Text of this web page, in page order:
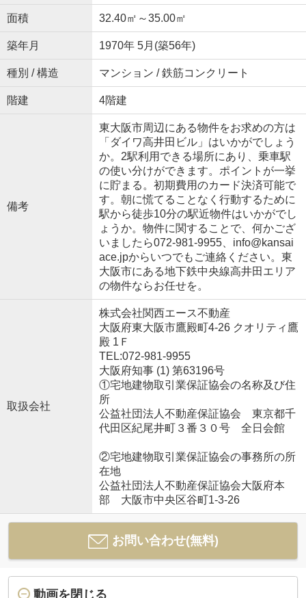
面積 32.40㎡～35.00㎡
築年月 1970年 5月(築56年)
種別 / 構造 マンション / 鉄筋コンクリート
階建 4階建
備考
東大阪市周辺にある物件をお求めの方は
「ダイワ高井田ビル」はいかがでしょう
か。2駅利用できる場所にあり、乗車駅
の使い分けができます。ポイントが一挙
に貯まる。初期費用のカード決済可能で
す。朝に慌てることなく行動するために
駅から徒歩10分の駅近物件はいかがでし
ょうか。物件に関することで、何かござ
いましたら072-981-9955、info@kansai
ace.jpからいつでもご連絡ください。東
大阪市にある地下鉄中央線高井田エリア
の物件ならお任せを。
取扱会社
株式会社関西エース不動産
大阪府東大阪市鷹殿町4-26 クオリティ鷹
殿 1Ｆ
TEL:072-981-9955
大阪府知事 (1) 第63196号
①宅地建物取引業保証協会の名称及び住
所
公益社団法人不動産保証協会 東京都千
代田区紀尾井町３番３０号 全日会館
②宅地建物取引業保証協会の事務所の所
在地
公益社団法人不動産保証協会大阪府本
部 大阪市中央区谷町1-3-26
お問い合わせ(無料)
動画を閉じる